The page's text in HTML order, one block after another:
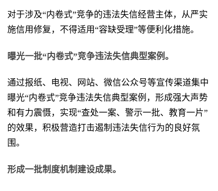
对于涉及“内卷式”竞争的违法失信经营主体，从严实
施信用修复，不得适用“容缺受理”等便利化措施。
曝光一批“内卷式”竞争违法失信典型案例。
通过报纸、电视、网站、微信公众号等宣传渠道集中
曝光“内卷式”竞争违法失信典型案例，形成强大声势
和有力震慑，实现“查处一案、警示一批、教育一片”
的效果，积极营造打击遏制违法失信行为的良好氛
围。
形成一批制度机制建设成果。